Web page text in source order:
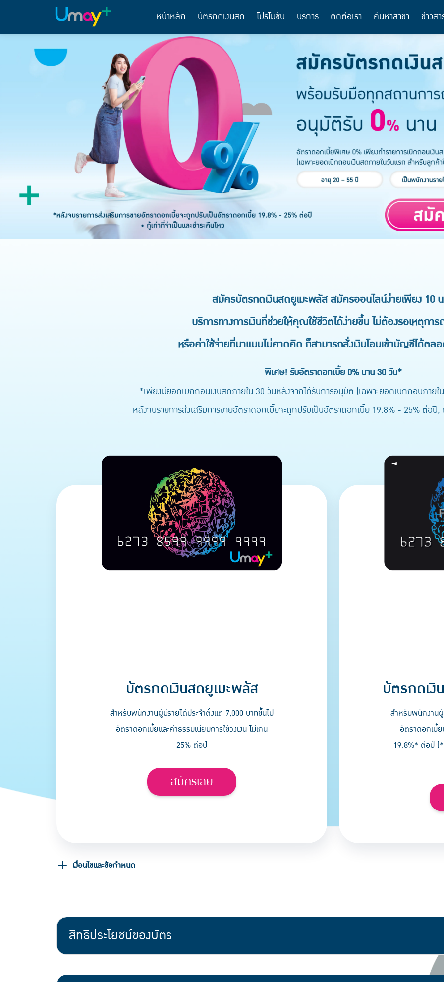
หน้าหลัก บัตรกดเงินสด โปรโมชัน บริการ ติดต่อเรา ค้นหาสาขา ข่าวสา
สมัครบัตรกดเงินสดยูเมะพลัส สมัครออนไลน์ง่ายเพียง 10
บริการทางการเงินที่ช่วยให้คุณใช้ชีวิตได้ง่ายขึ้น ไม่ต้องรอเหตุกา
หรือค่าใช้จ่ายที่มาแบบไม่คาดคิด ก็สามารถสั่งเงินโอนเข้าบัญชีได้ตล
พิเศษ! รับอัตราดอกเบี้ย 0% นาน 30 วัน*
*เพียงมียอดเบิกถอนเงินสดภายใน 30 วันหลังจากได้รับการอนุมัติ (เฉพาะยอดเบิกถอนภาย
หลังจบรายการส่งเสริมการขายอัตราดอกเบี้ยจะถูกปรับเป็นอัตราดอกเบี้ย 19.8% - 25% ต่อปี,
บัตรกดเงินสดยูเมะพลัส
สำหรับพนักงานผู้มีรายได้ประจำตั้งแต่ 7,000 บาทขึ้นไป
อัตราดอกเบี้ยและค่าธรรมเนียมการใช้วงเงิน ไม่เกิน
25% ต่อปี
สมัครเลย
บัตรกดเงิ
สำหรับพนักงานผู้
อัตราดอกเบี้ย
19.8%* ต่อปี
เงื่อนไขและข้อกำหนด
สิทธิประโยชน์ของบัตร